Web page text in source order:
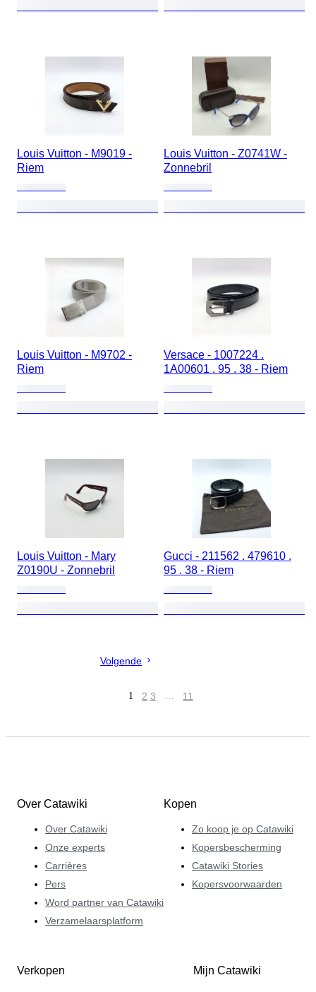
Louis Vuitton - M9019 -
Riem
Louis Vuitton - Z0741W -
Zonnebril
Louis Vuitton - M9702 -
Riem
Versace - 1007224 .
1A00601 . 95 . 38 - Riem
Louis Vuitton - Mary
Z0190U - Zonnebril
Gucci - 211562 . 479610 .
95 . 38 - Riem
Volgende
1 2 3 … 11
Over Catawiki
Over Catawiki
Onze experts
Carrières
Pers
Word partner van Catawiki
Verzamelaarsplatform
Kopen
Zo koop je op Catawiki
Kopersbescherming
Catawiki Stories
Kopersvoorwaarden
Verkopen Mijn Catawiki